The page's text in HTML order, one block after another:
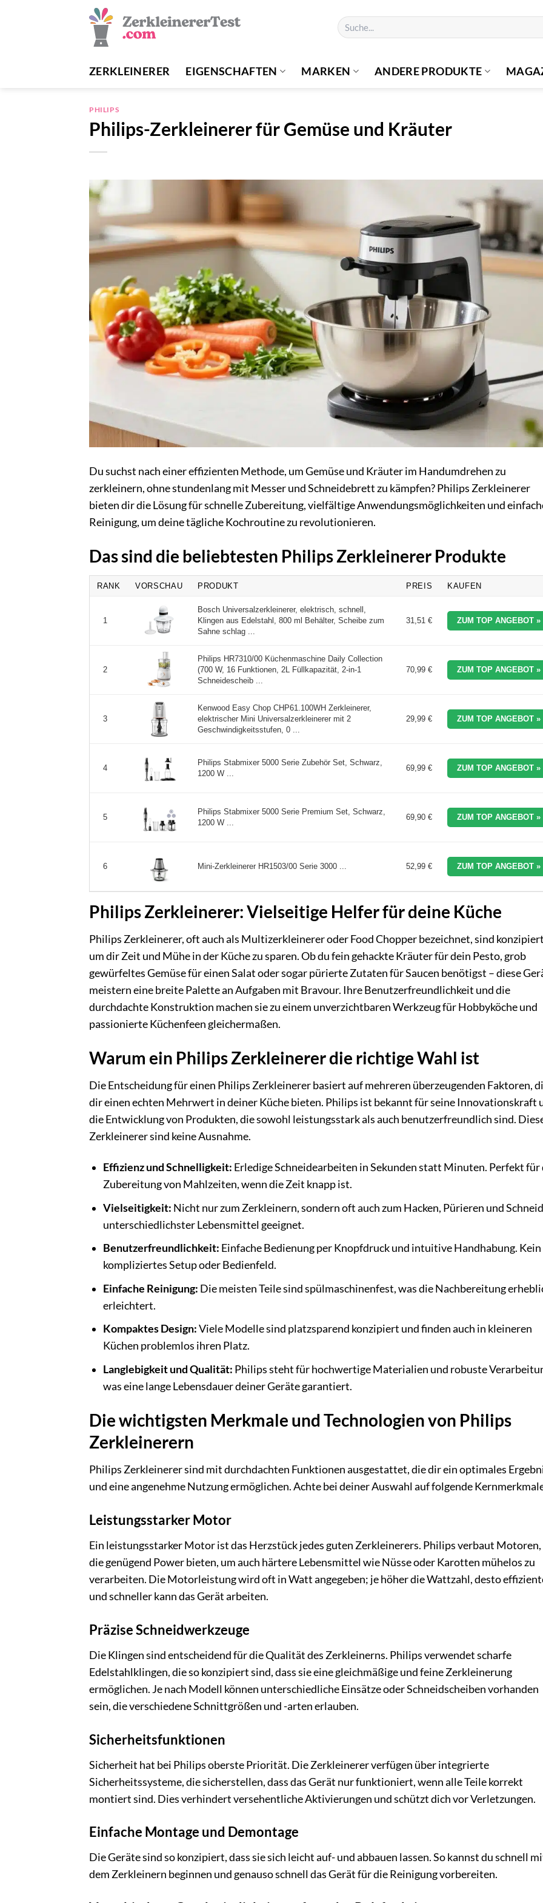
Suchen
nach:
ZERKLEINERER EIGENSCHAFTEN MARKEN ANDERE PRODUKTE
PHILIPS
Philips-Zerkleinerer für Gemüse und Kräuter
Du suchst nach einer effizienten Methode, um Gemüse und Kräuter im Handumdrehen zu
zerkleinern, ohne stundenlang mit Messer und Schneidebrett zu kämpfen? Philips Zerkleinerer
bieten dir die Lösung für schnelle Zubereitung, vielfältige Anwendungsmöglichkeiten und
Reinigung, um deine tägliche Kochroutine zu revolutionieren.
Das sind die beliebtesten Philips Zerkleinerer Produkte
RANK VORSCHAU PRODUKT PREIS KAUFEN
1
Bosch Universalzerkleinerer, elektrisch, schnell,
Klingen aus Edelstahl, 800 ml Behälter, Scheibe zum
Sahne schlag ...
31,51 € ZUM TOP ANGEBOT »
2
Philips HR7310/00 Küchenmaschine Daily Collection
(700 W, 16 Funktionen, 2L Füllkapazität, 2-in-1
Schneidescheib ...
70,99 € ZUM TOP ANGEBOT »
3
Kenwood Easy Chop CHP61.100WH Zerkleinerer,
elektrischer Mini Universalzerkleinerer mit 2
Geschwindigkeitsstufen, 0 ...
29,99 € ZUM TOP ANGEBOT »
4
Philips Stabmixer 5000 Serie Zubehör Set, Schwarz,
1200 W ...
69,99 € ZUM TOP ANGEBOT »
5
Philips Stabmixer 5000 Serie Premium Set, Schwarz,
1200 W ...
69,90 € ZUM TOP ANGEBOT »
6 Mini-Zerkleinerer HR1503/00 Serie 3000 ... 52,99 € ZUM TOP ANGEBOT »
Philips Zerkleinerer: Vielseitige Helfer für deine Küche
Philips Zerkleinerer, oft auch als Multizerkleinerer oder Food Chopper bezeichnet, sind
um dir Zeit und Mühe in der Küche zu sparen. Ob du fein gehackte Kräuter für dein Pesto, grob
gewürfeltes Gemüse für einen Salat oder sogar pürierte Zutaten für Saucen benötigst – diese
meistern eine breite Palette an Aufgaben mit Bravour. Ihre Benutzerfreundlichkeit und die
durchdachte Konstruktion machen sie zu einem unverzichtbaren Werkzeug für Hobbyköche und
passionierte Küchenfeen gleichermaßen.
Warum ein Philips Zerkleinerer die richtige Wahl ist
Die Entscheidung für einen Philips Zerkleinerer basiert auf mehreren überzeugenden Faktoren,
dir einen echten Mehrwert in deiner Küche bieten. Philips ist bekannt für seine Innovationskraft
die Entwicklung von Produkten, die sowohl leistungsstark als auch benutzerfreundlich sind.
Zerkleinerer sind keine Ausnahme.
Effizienz und Schnelligkeit: Erledige Schneidearbeiten in Sekunden statt Minuten. Perfekt für
Zubereitung von Mahlzeiten, wenn die Zeit knapp ist.
Vielseitigkeit: Nicht nur zum Zerkleinern, sondern oft auch zum Hacken, Pürieren und
unterschiedlichster Lebensmittel geeignet.
Benutzerfreundlichkeit: Einfache Bedienung per Knopfdruck und intuitive Handhabung. Kein
kompliziertes Setup oder Bedienfeld.
Einfache Reinigung: Die meisten Teile sind spülmaschinenfest, was die Nachbereitung
erleichtert.
Kompaktes Design:Viele Modelle sind platzsparend konzipiert und finden auch in kleineren
Küchen problemlos ihren Platz.
Langlebigkeit und Qualität: Philips steht für hochwertige Materialien und robuste
was eine lange Lebensdauer deiner Geräte garantiert.
Die wichtigsten Merkmale und Technologien von Philips
Zerkleinerern
Philips Zerkleinerer sind mit durchdachten Funktionen ausgestattet, die dir ein optimales
und eine angenehme Nutzung ermöglichen. Achte bei deiner Auswahl auf folgende
Leistungsstarker Motor
Ein leistungsstarker Motor ist das Herzstück jedes guten Zerkleinerers. Philips verbaut Motoren,
die genügend Power bieten, um auch härtere Lebensmittel wie Nüsse oder Karotten mühelos zu
verarbeiten. Die Motorleistung wird oft in Watt angegeben; je höher die Wattzahl, desto
und schneller kann das Gerät arbeiten.
Präzise Schneidwerkzeuge
Die Klingen sind entscheidend für die Qualität des Zerkleinerns. Philips verwendet scharfe
Edelstahlklingen, die so konzipiert sind, dass sie eine gleichmäßige und feine Zerkleinerung
ermöglichen. Je nach Modell können unterschiedliche Einsätze oder Schneidscheiben vorhanden
sein, die verschiedene Schnittgrößen und -arten erlauben.
Sicherheitsfunktionen
Sicherheit hat bei Philips oberste Priorität. Die Zerkleinerer verfügen über integrierte
Sicherheitssysteme, die sicherstellen, dass das Gerät nur funktioniert, wenn alle Teile korrekt
montiert sind. Dies verhindert versehentliche Aktivierungen und schützt dich vor Verletzungen.
Einfache Montage und Demontage
Die Geräte sind so konzipiert, dass sie sich leicht auf- und abbauen lassen. So kannst du schnell
dem Zerkleinern beginnen und genauso schnell das Gerät für die Reinigung vorbereiten.